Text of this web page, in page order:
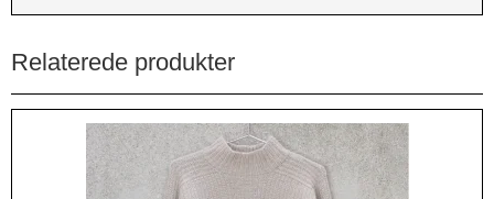
Relaterede produkter